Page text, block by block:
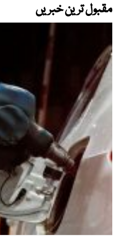
مقبول ترین خبریں